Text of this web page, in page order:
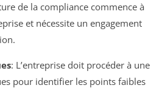
de la compliance commence à
et nécessite un engagement
: L’entreprise doit procéder à une
pour identifier les points faibles